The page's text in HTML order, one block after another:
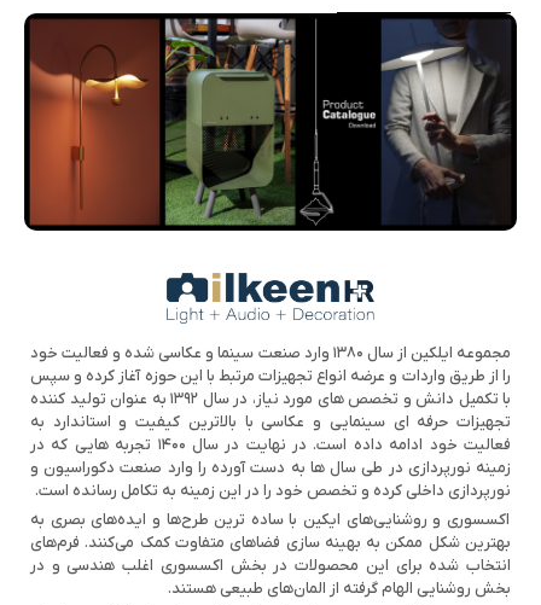
مجموعه ایلکین از سال ۱۳۸۰ وارد صنعت سینما و عکاسی شده و فعالیت خود
را از طریق واردات و عرضه انواع تجهیزات مرتبط با این حوزه آغاز کرده و سپس
با تکمیل دانش و تخصص های مورد نیاز، در سال ۱۳۹۲ به عنوان تولید کننده
تجهیزات حرفه ای سینمایی و عکاسی با بالاترین کیفیت و استاندارد به
فعالیت خود ادامه داده است. در نهایت در سال ۱۴۰۰ تجربه هایی که در
زمینه نورپردازی در طی سال ها به دست آورده را وارد صنعت دکوراسیون و
نورپردازی داخلی کرده و تخصص خود را در این زمینه به تکامل رسانده است.
اکسسوری و روشنایی‌های ایکین با ساده ترین طرح‌ها و ایده‌های بصری به
بهترین شکل ممکن به بهینه سازی فضاهای متفاوت کمک می‌کنند. فرم‌های
انتخاب شده برای این محصولات در بخش اکسسوری اغلب هندسی و در
بخش روشنایی الهام گرفته از المان‌های طبیعی هستند.